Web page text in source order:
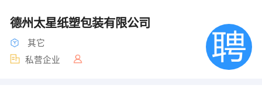
德州太星纸塑包装有限公司
其它
私营企业